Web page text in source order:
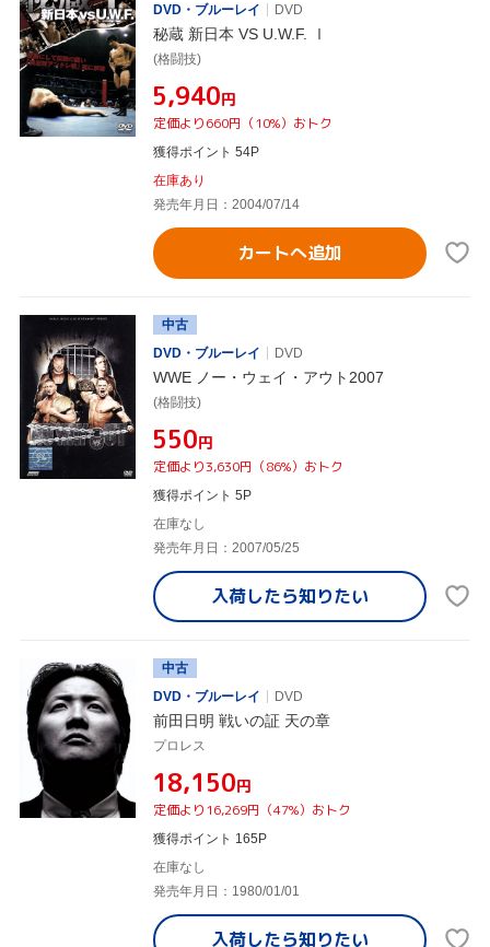
DVD・ブルーレイ
DVD
秘蔵 新日本 VS U.W.F. Ⅰ
(格闘技)
¥5,940円
定価より660円（10%）おトク
獲得ポイント 54P
在庫あり
発売年月日：2004/07/14
カートへ追加
中古
DVD・ブルーレイ
DVD
WWE ノー・ウェイ・アウト2007
(格闘技)
¥550円
定価より3,630円（86%）おトク
獲得ポイント 5P
在庫なし
発売年月日：2007/05/25
入荷したら知りたい
中古
DVD・ブルーレイ
DVD
前田日明 戦いの証 天の章
プロレス
¥18,150円
定価より16,269円（47%）おトク
獲得ポイント 165P
在庫なし
発売年月日：1980/01/01
入荷したら知りたい